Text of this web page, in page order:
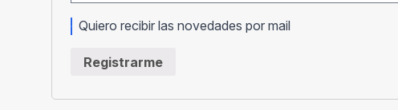
Quiero recibir las novedades por mail
Registrarme